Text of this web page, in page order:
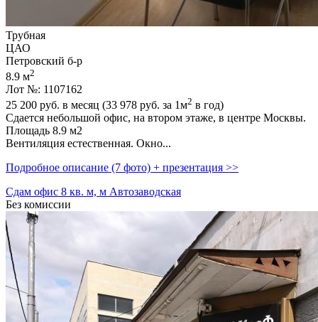
Трубная
ЦАО
Петровский б-р
8.9 м2
Лот №: 1107162
25 200 руб. в месяц (33 978 руб. за 1м2 в год)
Сдается небольшой офис,­ на втором этаже,­ в центре Москвы.
Площадь 8.9 м2
Вентиляция естественная. Окно...
Подробное описание (7 фото) + презентация >>
Сдам офис 8 кв. м, м Автозаводская
Без комиссии